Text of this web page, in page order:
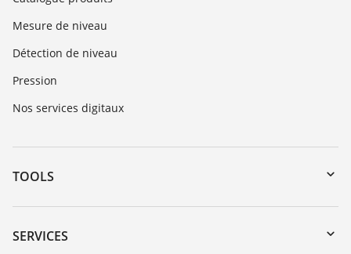
Mesure de niveau
Détection de niveau
Pression
Nos services digitaux
TOOLS
Téléchargements
Recherche par numéro de série
SERVICES